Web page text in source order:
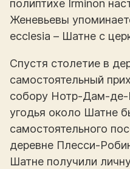
полиптихе Irminon
Женевьевы
ecclesia – Шатне с
Спустя столетие в
самостоятельный
собору Нотр-Дам-де-
угодья около Шатне
самостоятельного
деревне Плесси-
Шатне получили